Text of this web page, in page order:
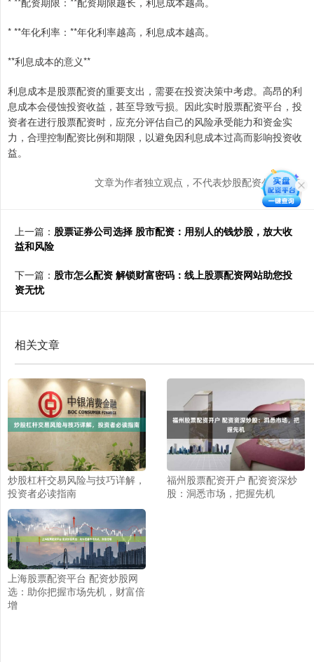
* **年化利率：**年化利率越高，利息成本越高。
**利息成本的意义**
利息成本是股票配资的重要支出，需要在投资决策中考虑。高昂的利
息成本会侵蚀投资收益，甚至导致亏损。因此实时股票配资平台，投
资者在进行股票配资时，应充分评估自己的风险承受能力和资金实
力，合理控制配资比例和期限，以避免因利息成本过高而影响投资收
益。
文章为作者独立观点，不代表炒股配资公司观点
上一篇： 股票证券公司选择 股市配资：用别人的钱炒股，放大收
益和风险
下一篇： 股市怎么配资 解锁财富密码：线上股票配资网站助您投
资无忧
相关文章
炒股杠杆交易风险与技巧详解，
投资者必读指南
福州股票配资开户 配资资深炒
股：洞悉市场，把握先机
上海股票配资平台 配资炒股网
选：助你把握市场先机，财富倍
增